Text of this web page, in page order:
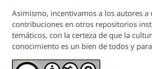
Asimismo, incentivamos a los autores a
contribuciones en otros repositorios
temáticos, con la certeza de que la
conocimiento es un bien de todos y